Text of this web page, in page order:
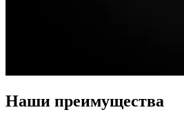
Наши преимущества